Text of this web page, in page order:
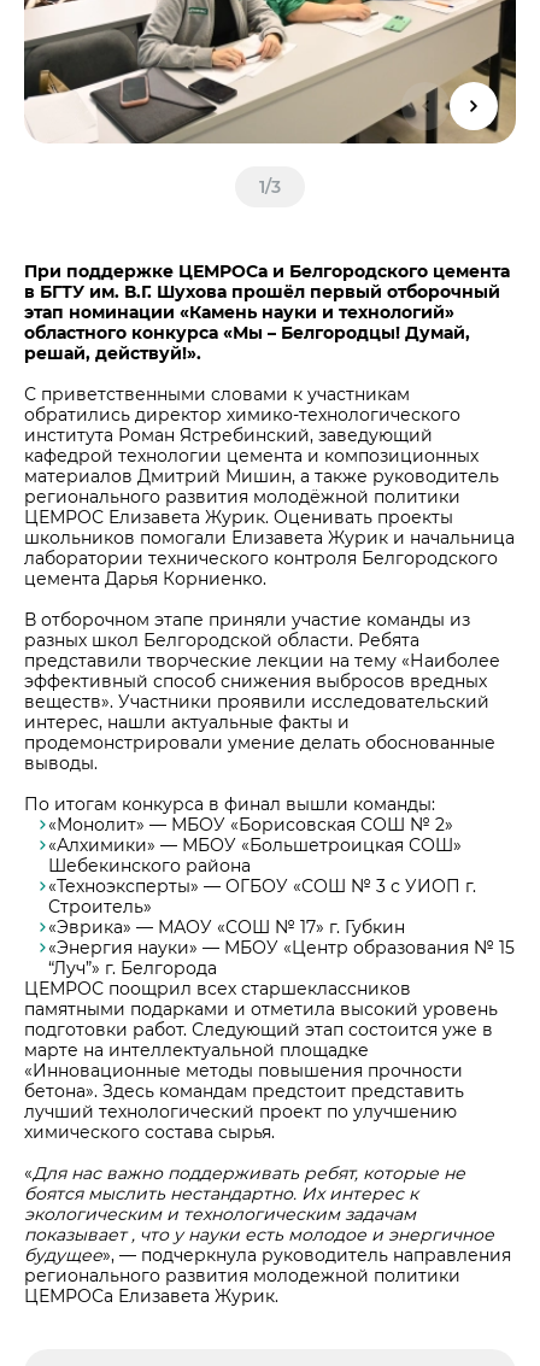
1/3
При поддержке ЦЕМРОСа и Белгородского цемента
в БГТУ им. В.Г. Шухова прошёл первый отборочный
этап номинации «Камень науки и технологий»
областного конкурса «Мы – Белгородцы! Думай,
решай, действуй!».
С приветственными словами к участникам
обратились директор химико-технологического
института Роман Ястребинский, заведующий
кафедрой технологии цемента и композиционных
материалов Дмитрий Мишин, а также руководитель
регионального развития молодёжной политики
ЦЕМРОС Елизавета Журик. Оценивать проекты
школьников помогали Елизавета Журик и начальница
лаборатории технического контроля Белгородского
цемента Дарья Корниенко.
В отборочном этапе приняли участие команды из
разных школ Белгородской области. Ребята
представили творческие лекции на тему «Наиболее
эффективный способ снижения выбросов вредных
веществ». Участники проявили исследовательский
интерес, нашли актуальные факты и
продемонстрировали умение делать обоснованные
выводы.
По итогам конкурса в финал вышли команды:
«Монолит» — МБОУ «Борисовская СОШ № 2»
«Алхимики» — МБОУ «Большетроицкая СОШ»
Шебекинского района
«Техноэксперты» — ОГБОУ «СОШ № 3 с УИОП г.
Строитель»
«Эврика» — МАОУ «СОШ № 17» г. Губкин
«Энергия науки» — МБОУ «Центр образования № 15
“Луч”» г. Белгорода
ЦЕМРОС поощрил всех старшеклассников
памятными подарками и отметила высокий уровень
подготовки работ. Следующий этап состоится уже в
марте на интеллектуальной площадке
«Инновационные методы повышения прочности
бетона». Здесь командам предстоит представить
лучший технологический проект по улучшению
химического состава сырья.
«Для нас важно поддерживать ребят, которые не
боятся мыслить нестандартно. Их интерес к
экологическим и технологическим задачам
показывает , что у науки есть молодое и энергичное
будущее», — подчеркнула руководитель направления
регионального развития молодежной политики
ЦЕМРОСа Елизавета Журик.
Центры дистрибуции
Реализация ТМЦ и непрофильных активов
Политика в области закупок
В помощь поставщику
Не только цемент
Люди ЦЕМРОСа
Технологии и тренды
Издание для клиентов
Аналитика цементной отрасли
Контакты
Контакты
Контакты для СМИ
Служба доверия